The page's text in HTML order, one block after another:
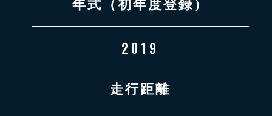
年式（初年度登録）
2019
走行距離